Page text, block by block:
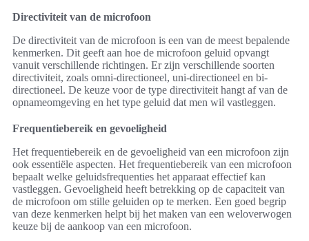
Directiviteit van de microfoon
De directiviteit van de microfoon is een van de meest bepalende
kenmerken. Dit geeft aan hoe de microfoon geluid opvangt
vanuit verschillende richtingen. Er zijn verschillende soorten
directiviteit, zoals omni-directioneel, uni-directioneel en bi-
directioneel. De keuze voor de type directiviteit hangt af van de
opnameomgeving en het type geluid dat men wil vastleggen.
Frequentiebereik en gevoeligheid
Het frequentiebereik en de gevoeligheid van een microfoon zijn
ook essentiële aspecten. Het frequentiebereik van een microfoon
bepaalt welke geluidsfrequenties het apparaat effectief kan
vastleggen. Gevoeligheid heeft betrekking op de capaciteit van
de microfoon om stille geluiden op te merken. Een goed begrip
van deze kenmerken helpt bij het maken van een weloverwogen
keuze bij de aankoop van een microfoon.